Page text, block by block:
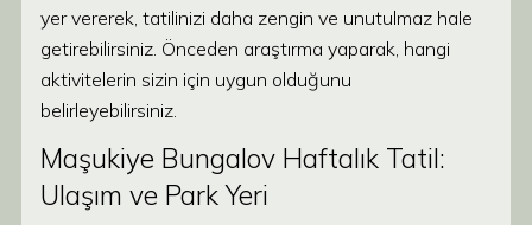
yer vererek, tatilinizi daha zengin ve unutulmaz hale
getirebilirsiniz. Önceden araştırma yaparak, hangi
aktivitelerin sizin için uygun olduğunu
belirleyebilirsiniz.
Maşukiye Bungalov Haftalık Tatil:
Ulaşım ve Park Yeri